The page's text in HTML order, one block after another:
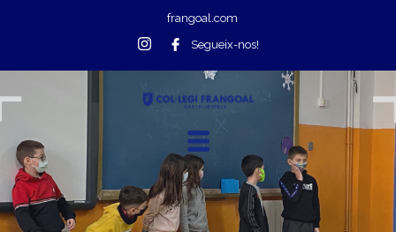
frangoal.com
Segueix-nos!